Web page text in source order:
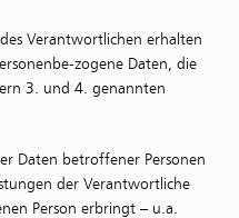
Verantwortlichen erhalten
zogene Daten, die
3. und 4. genannten
Daten betroffener Personen
der Verantwortliche
Person erbringt – u.a.